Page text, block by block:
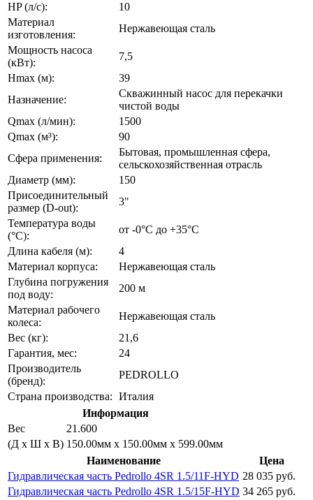
HP (л/с):
10
Материал
изготовления:
Нержавеющая сталь
Мощность насоса
(кВт):
7,5
Hmax (м):
39
Назначение:
Скважинный насос для перекачки
чистой воды
Qmax (л/мин):
1500
Qmax (м³):
90
Сфера применения:
Бытовая, промышленная сфера,
сельскохозяйственная отрасль
Диаметр (мм):
150
Присоединительный
размер (D-out):
3"
Температура воды
(°C):
от -0°C до +35°С
Длина кабеля (м):
4
Материал корпуса:
Нержавеющая сталь
Глубина погружения
под воду:
200 м
Материал рабочего
колеса:
Нержавеющая сталь
Вес (кг):
21,6
Гарантия, мес:
24
Производитель
(бренд):
PEDROLLO
Страна производства: Италия
Информация
Вес
21.600
(Д х Ш х В) 150.00мм x 150.00мм x 599.00мм
Наименование
Цена
Гидравлическая часть Pedrollo 4SR 1.5/11F-HYD 28 035 руб.
Гидравлическая часть Pedrollo 4SR 1.5/15F-HYD 34 265 руб.